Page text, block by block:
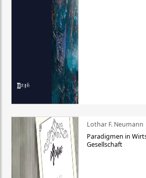
Lothar F. Neumann
Paradigmen in
Gesellschaft